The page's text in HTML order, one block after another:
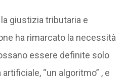
giustizia tributaria e
ha rimarcato la necessità
essere definite solo
“un algoritmo” , e